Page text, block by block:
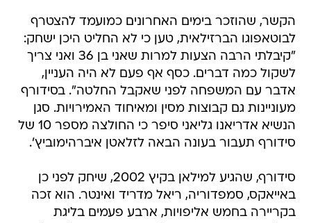
הקשר, שהוזכר בימים האחרונים כמועמד להצטרף
לבוטאפוגו הברזילאית, טען כי לא החליט היכן ישחק:
"קיבלתי הרבה הצעות למרות שאני בן 36 ואני צריך
לשקול כמה דברים. כסף אף פעם לא היה העניין,
אדבר עם המשפחה לפני שאקבל החלטה". בסידורף
מעוניינות גם קבוצות מסין ומאיחוד האמירויות. סגן
הנשיא אדריאנו גליאני סיפר כי החולצה מספר 10 של
סידורף תעבור בעונה הבאה לזלאטן איברהימוביץ'.
סידורף, שהגיע למילאן בקיץ 2002, שיחק לפני כן
באייאקס, סמפדוריה, ריאל מדריד ואינטר. הוא זכה
בקריירה בחמש אליפויות, ארבע פעמים בליגת